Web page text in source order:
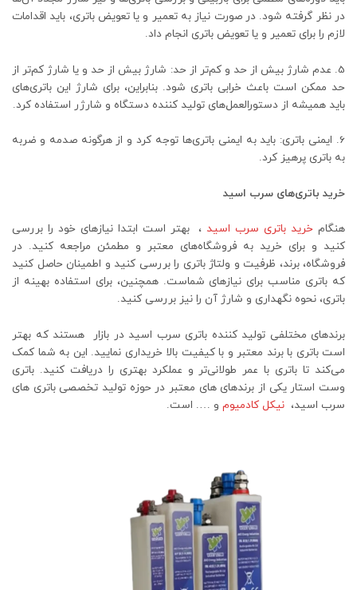
در نظر گرفته شود. در صورت نیاز به تعمیر و یا تعویض باتری، باید اقدامات
لازم را برای تعمیر و یا تعویض باتری انجام داد.
5. عدم شارژ بیش از حد و کم‌تر از حد: شارژ بیش از حد و یا شارژ کم‌تر از
حد ممکن است باعث خرابی باتری شود. بنابراین، برای شارژ این باتری‌های
باید همیشه از دستورالعمل‌های تولید کننده دستگاه و شارژر استفاده کرد.
6. ایمنی باتری: باید به ایمنی باتری‌ها توجه کرد و از هرگونه صدمه و ضربه
به باتری پرهیز کرد.
خرید باتری‌های سرب اسید
هنگام خرید باتری سرب اسید ، بهتر است ابتدا نیازهای خود را بررسی
کنید و برای خرید به فروشگاه‌های معتبر و مطمئن مراجعه کنید. در
فروشگاه، برند، ظرفیت و ولتاژ باتری را بررسی کنید و اطمینان حاصل کنید
که باتری مناسب برای نیازهای شماست. همچنین، برای استفاده بهینه از
باتری، نحوه نگهداری و شارژ آن را نیز بررسی کنید.
برندهای مختلفی تولید کننده باتری سرب اسید در بازار هستند که بهتر
است باتری با برند معتبر و با کیفیت بالا خریداری نمایید. این به شما کمک
می‌کند تا باتری با عمر طولانی‌تر و عملکرد بهتری را دریافت کنید. باتری
وست استار یکی از برندهای های معتبر در حوزه تولید تخصصی باتری های
سرب اسید، نیکل کادمیوم و …. است.